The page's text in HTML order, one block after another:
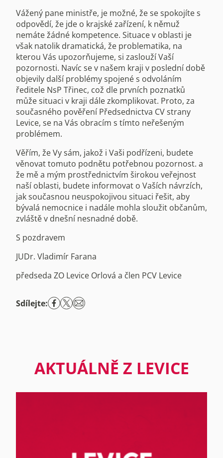
Vážený pane ministře, je možné, že se spokojíte s
odpovědí, že jde o krajské zařízení, k němuž
nemáte žádné kompetence. Situace v oblasti je
však natolik dramatická, že problematika, na
kterou Vás upozorňujeme, si zaslouží Vaší
pozornosti. Navíc se v našem kraji v poslední době
objevily další problémy spojené s odvoláním
ředitele NsP Třinec, což dle prvních poznatků
může situaci v kraji dále zkomplikovat. Proto, za
současného pověření Předsednictva CV strany
Levice, se na Vás obracím s tímto neřešeným
problémem.
Věřím, že Vy sám, jakož i Vaši podřízeni, budete
věnovat tomuto podnětu potřebnou pozornost. a
že mě a mým prostřednictvím širokou veřejnost
naší oblasti, budete informovat o Vaších návrzích,
jak současnou neuspokojivou situaci řešit, aby
bývalá nemocnice i nadále mohla sloužit občanům,
zvláště v dnešní nesnadné době.
S pozdravem
JUDr. Vladimír Farana
předseda ZO Levice Orlová a člen PCV Levice
Sdílejte:
AKTUÁLNĚ Z LEVICE